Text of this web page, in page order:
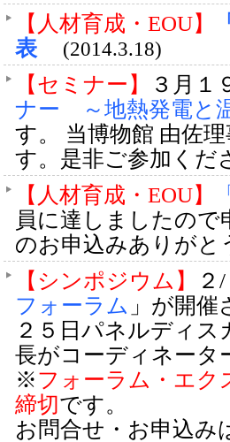
【人材育成・EOU】
表
(2014.3.18)
【セミナー】 ３月１
ナー ～地熱発電と
す。 当博物館 由佐
す。是非ご参加くだ
【人材育成・EOU】
員に達しましたの
のお申込みありがと
【シンポジウム】
２
フォーラム 」が開催
２５日パネルディ
長がコーディネータ
※フォーラム・エク
締切です。
お問合せ・お申込み